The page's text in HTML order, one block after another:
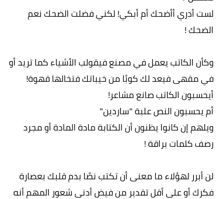
لست أدري أأضحك أم أبكي! لكني فضلت الضحك نعم
الضحك !
وكأن الكاتب يعمل في مصنع فيقولب الأشياء كما تريد أو
في مقهى فيعد لك كوبًا من خيباتك فتخالها قهوة!
أيحسبون الكاتب صانع مشاعر!
أم يحسبون النص علبة "ساردين"
ويلهم إن كانوا يظنون أن الكتابة مادة المادة أو مجرد
رصف كلمات براقة !
لن أبرر لهؤلاء ما معنى أن تكتب نصًا بدم قلبك بعصارة
فكرك أو على أقل تقدير من فيض أدنى شعور المهم أنه